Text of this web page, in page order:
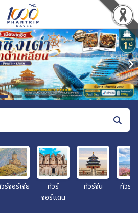
โปรแกรมทัวร์
ร์จอร์เจีย
ทัวร์
จอร์แดน
ทัวร์จีน ทัวร์